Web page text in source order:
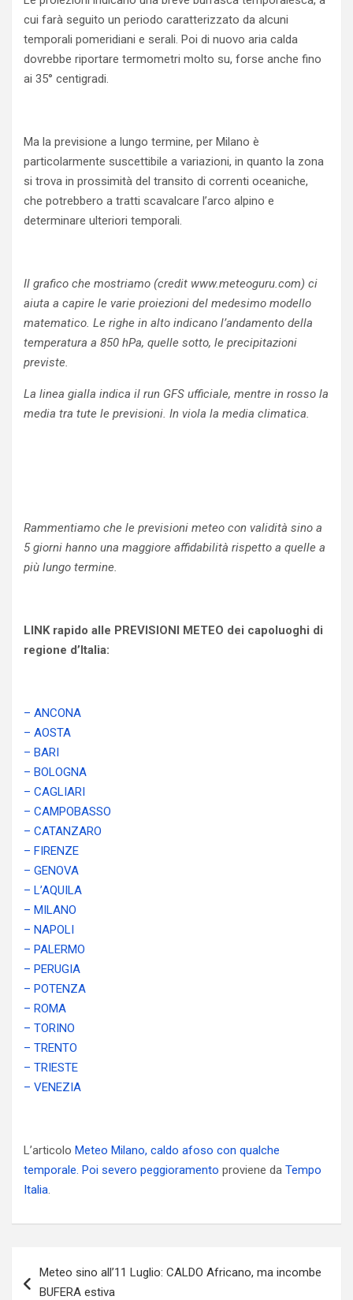
cui farà seguito un periodo caratterizzato da alcuni
temporali pomeridiani e serali. Poi di nuovo aria calda
dovrebbe riportare termometri molto su, forse anche fino
ai 35° centigradi.
Ma la previsione a lungo termine, per Milano è
particolarmente suscettibile a variazioni, in quanto la zona
si trova in prossimità del transito di correnti oceaniche,
che potrebbero a tratti scavalcare l’arco alpino e
determinare ulteriori temporali.
Il grafico che mostriamo (credit www.meteoguru.com) ci
aiuta a capire le varie proiezioni del medesimo modello
matematico. Le righe in alto indicano l’andamento della
temperatura a 850 hPa, quelle sotto, le precipitazioni
previste.
La linea gialla indica il run GFS ufficiale, mentre in rosso la
media tra tute le previsioni. In viola la media climatica.
Rammentiamo che le previsioni meteo con validità sino a
5 giorni hanno una maggiore affidabilità rispetto a quelle a
più lungo termine.
LINK rapido alle PREVISIONI METEO dei capoluoghi di
regione d’Italia:
– ANCONA
– AOSTA
– BARI
– BOLOGNA
– CAGLIARI
– CAMPOBASSO
– CATANZARO
– FIRENZE
– GENOVA
– L’AQUILA
– MILANO
– NAPOLI
– PALERMO
– PERUGIA
– POTENZA
– ROMA
– TORINO
– TRENTO
– TRIESTE
– VENEZIA
L’articolo Meteo Milano, caldo afoso con qualche
temporale. Poi severo peggioramento proviene da Tempo
Italia.
articoli
Meteo sino all’11 Luglio: CALDO Africano, ma incombe
BUFERA estiva